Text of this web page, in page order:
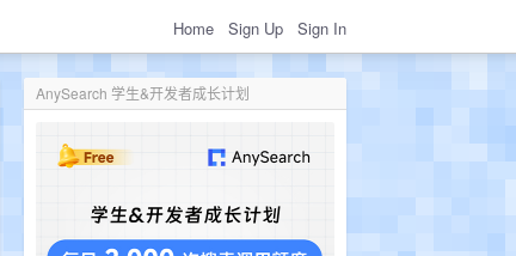
Home Sign Up Sign In
AnySearch 学生&开发者成长计划